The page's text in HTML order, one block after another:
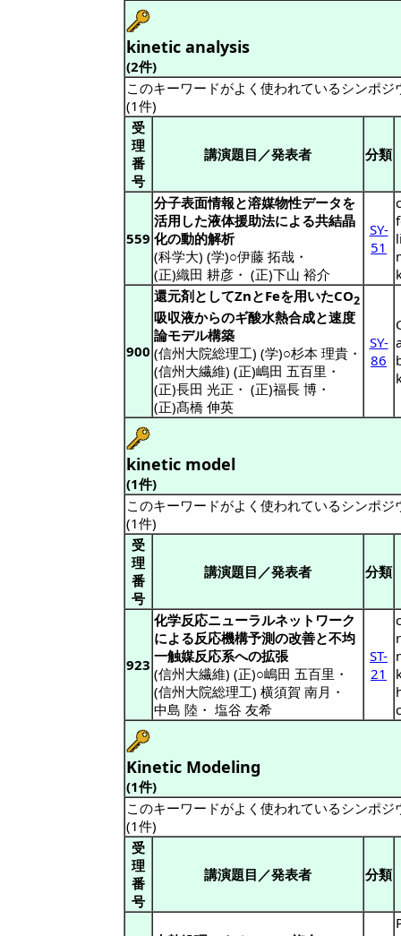
kinetic analysis
(2件)
このキーワードがよく使われているシンポ
(1件)
受
理
番
号
講演題目／発表者 分類
559
分子表面情報と溶媒物性データを
活用した液体援助法による共結晶
化の動的解析
(科学大) (学)○伊藤 拓哉 ・
(正)織田 耕彦 ・ (正)下山 裕介
SY-
51
900
還元剤としてZnとFeを用いたCO2
吸収液からのギ酸水熱合成と速度
論モデル構築
(信州大院総理工) (学)○杉本 理貴 ・
(信州大繊維) (正)嶋田 五百里 ・
(正)長田 光正 ・ (正)福長 博 ・
(正)髙橋 伸英
SY-
86
kinetic model
(1件)
このキーワードがよく使われているシンポ
(1件)
受
理
番
号
講演題目／発表者 分類
923
化学反応ニューラルネットワーク
による反応機構予測の改善と不均
一触媒反応系への拡張
(信州大繊維) (正)○嶋田 五百里 ・
(信州大院総理工) 横須賀 南月 ・
中島 陸 ・ 塩谷 友希
ST-
21
Kinetic Modeling
(1件)
このキーワードがよく使われているシンポ
(1件)
受
理
番
号
講演題目／発表者 分類